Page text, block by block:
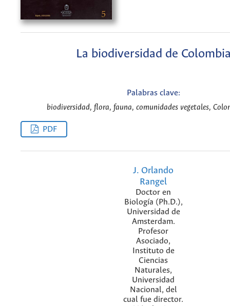
La biodiversidad de
Palabras clave:
biodiversidad, flora, fauna, comunidades vegetales,
PDF
J. Orlando
Rangel
Doctor en
Biología (Ph.D.),
Universidad de
Amsterdam.
Profesor
Asociado,
Instituto de
Ciencias
Naturales,
Universidad
Nacional, del
cual fue director.